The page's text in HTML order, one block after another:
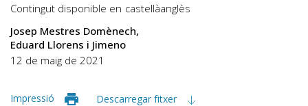
Contingut disponible en castellàanglès
Josep Mestres Domènech
Eduard Llorens i Jimeno
12 de maig de 2021
Impressió Descarregar fitxer